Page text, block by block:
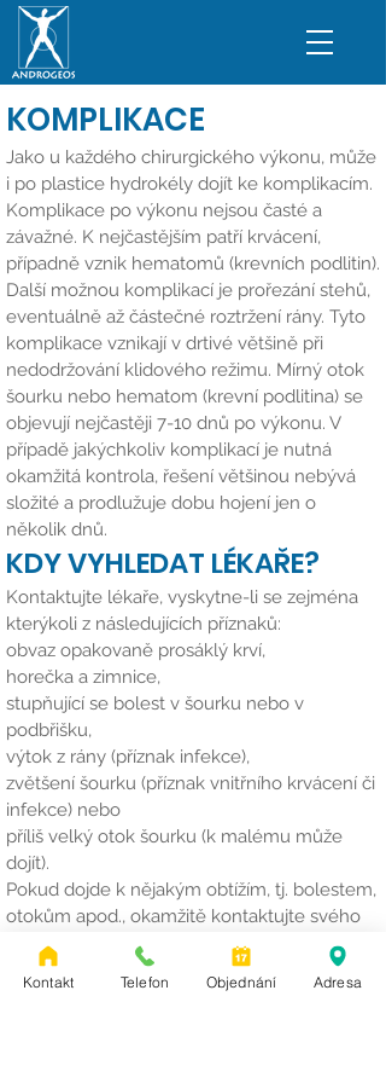
KOMPLIKACE
Jako u každého chirurgického výkonu, může
i po plastice hydrokély dojít ke komplikacím.
Komplikace po výkonu nejsou časté a
závažné. K nejčastějším patří krvácení,
případně vznik hematomů (krevních podlitin).
Další možnou komplikací je prořezání stehů,
eventuálně až částečné roztržení rány. Tyto
komplikace vznikají v drtivé většině při
nedodržování klidového režimu. Mírný otok
šourku nebo hematom (krevní podlitina) se
objevují nejčastěji 7-10 dnů po výkonu. V
případě jakýchkoliv komplikací je nutná
okamžitá kontrola, řešení většinou nebývá
složité a prodlužuje dobu hojení jen o
několik dnů.
KDY VYHLEDAT LÉKAŘE?
Kontaktujte lékaře, vyskytne-li se zejména
kterýkoli z následujících příznaků:
obvaz opakovaně prosáklý krví,
horečka a zimnice,
stupňující se bolest v šourku nebo v
podbřišku,
výtok z rány (příznak infekce),
zvětšení šourku (příznak vnitřního krvácení či
infekce) nebo
příliš velký otok šourku (k malému může
dojít).
Pokud dojde k nějakým obtížím, tj. bolestem,
otokům apod., okamžitě kontaktujte svého
lékaře, aby Vás vyšetřil a předepsal Vám
odpovídající léčbu.
Kontakt Telefon Objednání Adresa